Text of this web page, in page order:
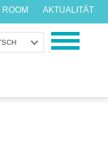
AKTUALITÄT